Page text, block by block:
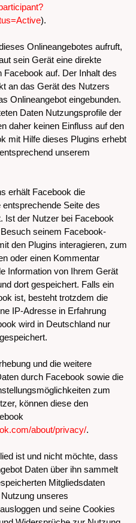
).
Onlineangebotes aufruft,
sein Gerät eine direkte
auf. Der Inhalt des
an das Gerät des Nutzers
Onlineangebot eingebunden.
Daten Nutzungsprofile der
daher keinen Einfluss auf den
mit Hilfe dieses Plugins erhebt
unserem
erhält Facebook die
Seite des
Ist der Nutzer bei Facebook
seinem Facebook-
den Plugins interagieren, zum
oder einen Kommentar
Information von Ihrem Gerät
dort gespeichert. Falls ein
ist, besteht trotzdem die
IP-Adresse in Erfahrung
wird in Deutschland nur
und die weitere
durch Facebook sowie die
zum
können diese den
about/privacy/.
ist und nicht möchte, dass
Daten über ihn sammelt
Mitgliedsdaten
unseres
und seine Cookies